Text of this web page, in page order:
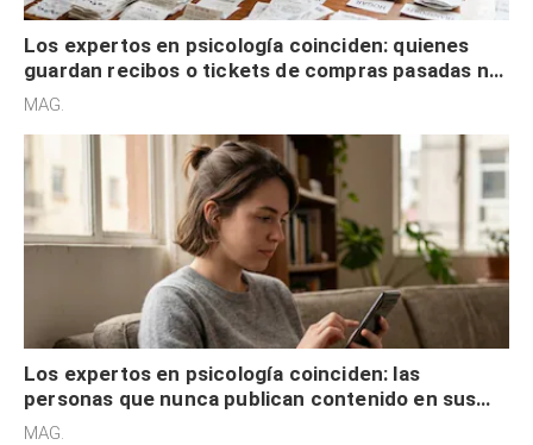
Los expertos en psicología coinciden: quienes
guardan recibos o tickets de compras pasadas no
son acumuladores, sino que tienen necesidad de
MAG.
Los expertos en psicología coinciden: las
personas que nunca publican contenido en sus
redes sociales no pretenden buscar validación
MAG.